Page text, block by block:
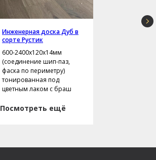
Инженерная доска Дуб в
сорте Рустик
600-2400х120х14мм
(соединение шип-паз,
фаска по периметру)
тонированная под
цветным лаком с браш
Посмотреть ещё